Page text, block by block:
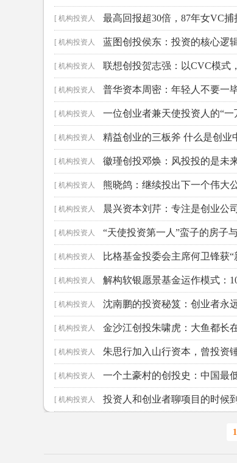
][ 机构投资人
]
最高回报超30倍，87年女VC
[ 机构投资人
]
蓝图创投侯东：投资的核心逻
[ 机构投资人
]
联想创投贺志强：以CVC模式
[ 机构投资人
]
普华资本周密：年轻人不要一
[ 机构投资人
]
一位创业者兼天使投资人的“一
[ 机构投资人
]
精益创业的三板斧 什么是创业
[ 机构投资人
]
徽瑾创投邓焕：风投投的是未
[ 机构投资人
]
熊晓鸽：继续投出下一个伟大
[ 机构投资人
]
晨兴资本刘芹：专注是创业公
[ 机构投资人
]
“天使投资第一人”蛮子的房子
[ 机构投资人
]
比格基金投委会主席何卫锋获
[ 机构投资人
]
解构软银愿景基金运作模式：
[ 机构投资人
]
沈南鹏的投资秘笈：创业者永
[ 机构投资人
]
金沙江创投朱啸虎：大鱼都长
[ 机构投资人
]
朱思行加入山行资本，曾投资
[ 机构投资人
]
一个土豪村的创投史：中国最
[ 机构投资人 投资人和创业者聊项目的时候